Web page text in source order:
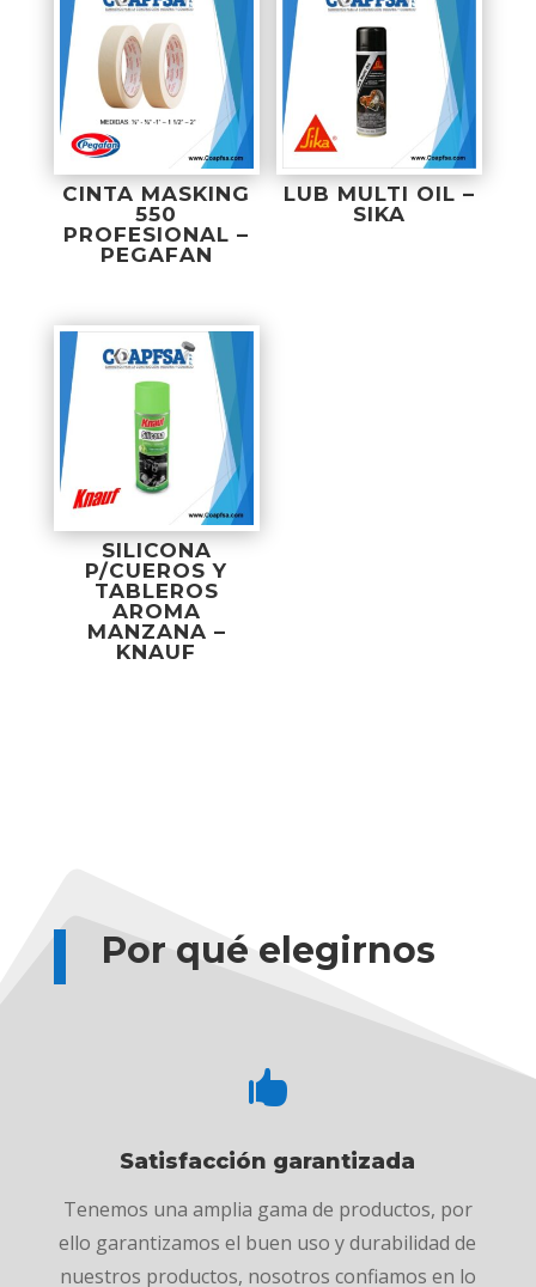
CINTA MASKING
550
PROFESIONAL –
PEGAFAN
LUB MULTI OIL –
SIKA
SILICONA
P/CUEROS Y
TABLEROS
AROMA
MANZANA –
KNAUF
Por qué elegirnos

Satisfacción garantizada
Tenemos una amplia gama de productos, por
ello garantizamos el buen uso y durabilidad de
nuestros productos, nosotros confiamos en lo